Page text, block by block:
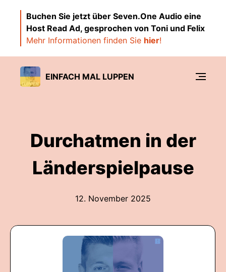
Buchen Sie jetzt über Seven.One Audio eine
Host Read Ad, gesprochen von Toni und Felix
Mehr Informationen finden Sie hier!
EINFACH MAL LUPPEN
Durchatmen in der
Länderspielpause
12. November 2025